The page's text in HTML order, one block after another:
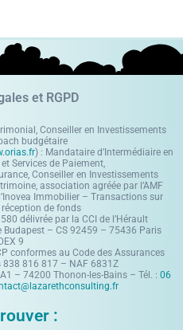
et RGPD
Conseiller en Investissements
budgétaire
) : Mandataire d’Intermédiaire en
Services de Paiement,
Conseiller en Investissements
association agréée par l’AMF
Immobilier – Transactions sur
de fonds
délivrée par la CCI de l’Hérault
Budapest – CS 92459 – 75436 Paris
9
conformes au Code des Assurances
838 816 817 – NAF 6831Z
– 74200 Thonon-les-Bains – Tél. : 06
: